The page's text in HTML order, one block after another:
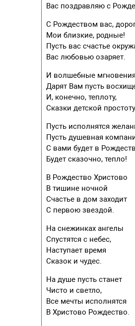
Вас поздравляю с
С Рождеством вас,
Мои близкие, родные!
Пусть вас счастье
Вас любовью озаряет.
И волшебные мгновения
Дарят Вам пусть
И, конечно, теплоту,
Сказки детской
Пусть исполнятся
Пусть душевная
С вами будет в
Будет сказочно, тепло!
В Рождество Христово
В тишине ночной
Счастье в дом заходит
С первою звездой.
На снежинках ангелы
Спустятся с небес,
Наступает время
Сказок и чудес.
На душе пусть станет
Чисто и светло,
Все мечты исполнятся
В Христово Рождество.